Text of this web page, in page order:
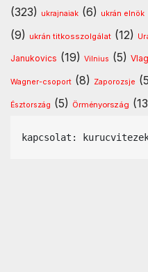
(323) ukrajnaiak (6) ukrán elnök
(9) ukrán titkosszolgálat (12)
Janukovics (19) Vilnius (5)
Wagner-csoport (8) Zaporozsje
Észtország (5) Örményország
kapcsolat: